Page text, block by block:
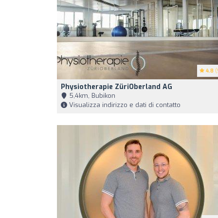
4.8
Physiotherapie ZüriOberland AG
5,4km, Bubikon
Visualizza indirizzo e dati di contatto